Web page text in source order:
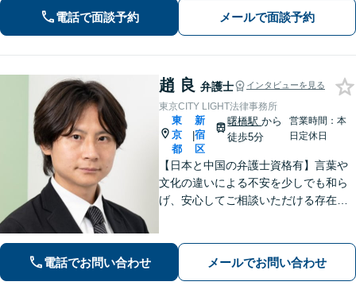
谷駅2分】【土日祝・夜間対応可】【W
電話で面談予約 メールで面談予約
趙 良 弁護士 インタビューを見る
東京CITY LIGHT法律事務所
東
京
都
|
新
宿
区
曙橋駅から
徒歩5分
営業時間：本
日定休日
【日本と中国の弁護士資格有】言葉や
文化の違いによる不安を少しでも和ら
げ、安心してご相談いただける存在で
策をご提案します。お気軽にご相談く
ださい【初回相談無料】
電話でお問い合わせ メールでお問い合わせ